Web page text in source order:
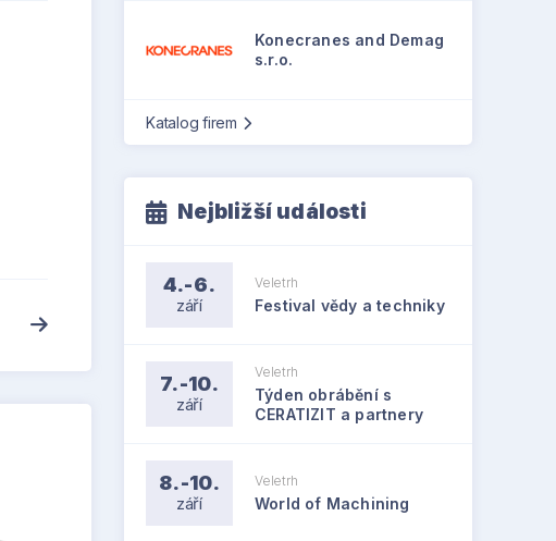
Konecranes and Demag
s.r.o.
Katalog firem
Nejbližší události
4.-6.
září
Veletrh
Festival vědy a techniky
7.-10.
září
Veletrh
Týden obrábění s
CERATIZIT a partnery
8.-10.
září
Veletrh
World of Machining